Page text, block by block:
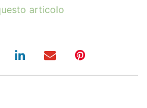
articolo